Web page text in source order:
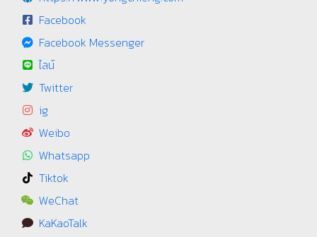
สำหรับห้องฉุกเฉิน ห้องพยาบาล
โกจิเบอร์รี่
นโยบาย
ข้อกำหนด
แนะนำ / ติชม / เสนอแนะ
ติดต่อ
02-212-4082
yc.drugstore@gmail.com
https://www.yongchieng.com
Facebook